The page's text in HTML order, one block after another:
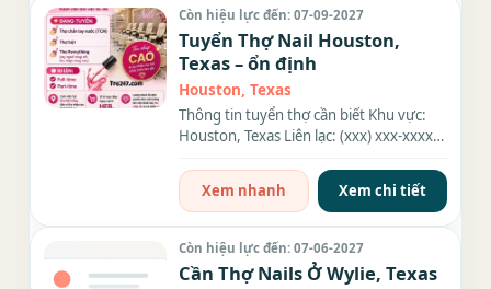
Còn hiệu lực đến: 07-09-2027
Tuyển Thợ Nail Houston,
Texas – ổn định
Houston, Texas
Thông tin tuyển thợ cần biết Khu vực:
Houston, Texas Liên lạc: (xxx) xxx-xxxx
Xem nhanh
Xem chi tiết
Còn hiệu lực đến: 07-06-2027
Cần Thợ Nails Ở Wylie, Texas